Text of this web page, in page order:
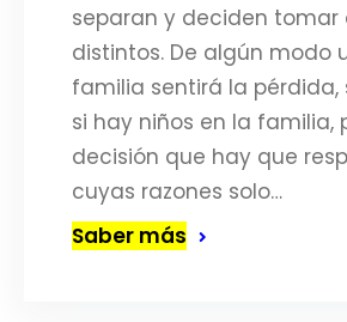
separan y deciden tomar
distintos. De algún modo
familia sentirá la pérdida,
si hay niños en la familia,
decisión que hay que
cuyas razones solo…
Saber más